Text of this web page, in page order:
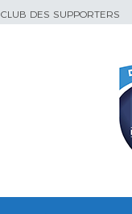
CLUB DES SUPPORTERS